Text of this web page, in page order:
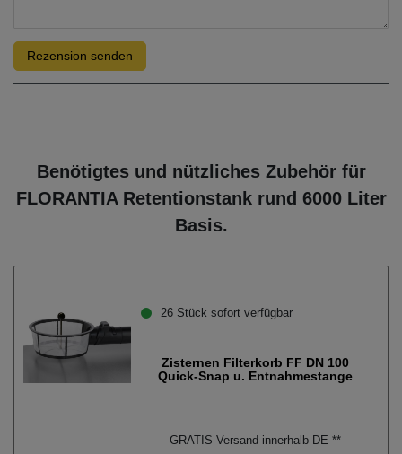
Rezension senden
Benötigtes und nützliches Zubehör für
FLORANTIA Retentionstank rund 6000 Liter
Basis.
26 Stück sofort verfügbar
Zisternen Filterkorb FF DN 100
Quick-Snap u. Entnahmestange
GRATIS Versand innerhalb DE **